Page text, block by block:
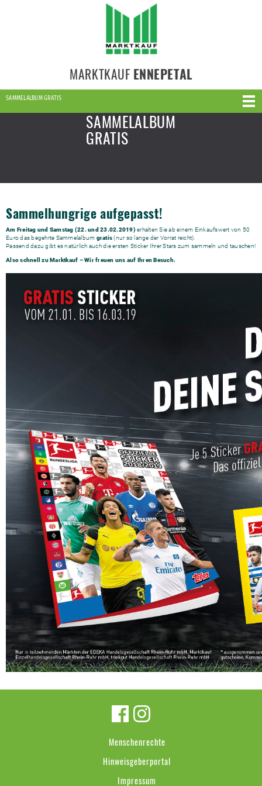
MARKTKAUF ENNEPETAL
SAMMELALBUM GRATIS
SAMMELALBUM
GRATIS
Sammelhungrige aufgepasst!
Am Freitag und Samstag (22. und 23.02.2019) erhalten Sie ab einem Einkaufswert von 50
Euro das begehrte Sammelalbum gratis(nur so lange der Vorrat reicht).
Passend dazu gibt es natürlich auch die ersten Sticker Ihrer Stars zum sammeln und tauschen!
Also schnell zu Marktkauf – Wir freuen uns auf Ihren Besuch.
Menschenrechte
Hinweisgeberportal
Impressum